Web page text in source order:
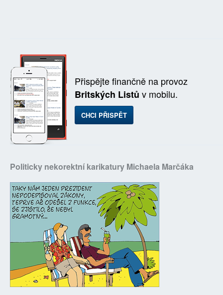
Přispějte finančně na provoz
Britských Listů v mobilu.
CHCI PŘISPĚT
Politicky nekorektní karikatury Michaela Marčáka